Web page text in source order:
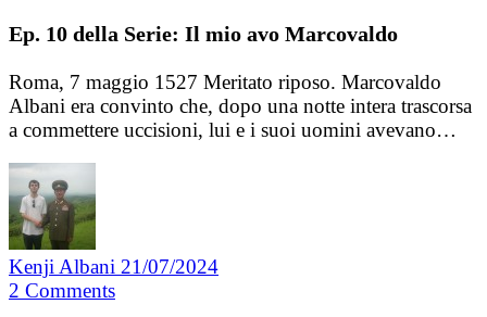
Ep. 10 della Serie: Il mio avo Marcovaldo
Roma, 7 maggio 1527 Meritato riposo. Marcovaldo
Albani era convinto che, dopo una notte intera trascorsa
a commettere uccisioni, lui e i suoi uomini avevano…
Kenji Albani 21/07/2024
2 Comments